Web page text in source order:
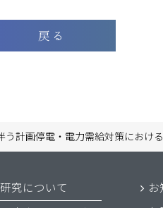
戻 る
う計画停電・電力需給対策におけ
研究について
お